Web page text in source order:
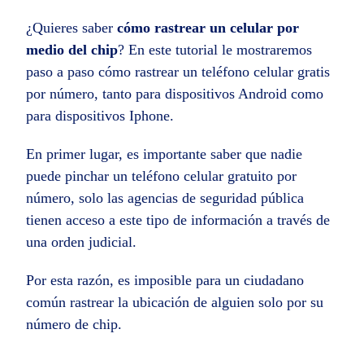
¿Quieres sabercómo rastrear un celular por
medio del chip? En este tutorial le mostraremos
paso a paso cómo rastrear un teléfono celular gratis
por número, tanto para dispositivos Android como
para dispositivos Iphone.
En primer lugar, es importante saber que nadie
puede pinchar un teléfono celular gratuito por
número, solo las agencias de seguridad pública
tienen acceso a este tipo de información a través de
una orden judicial.
Por esta razón, es imposible para un ciudadano
común rastrear la ubicación de alguien solo por su
número de chip.